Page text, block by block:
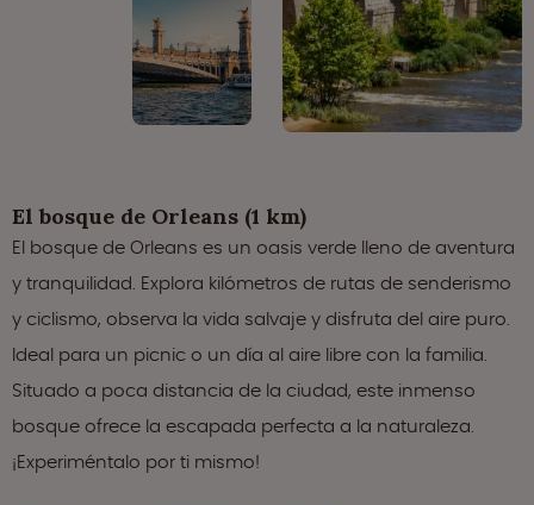
El bosque de Orleans (1 km)
El bosque de Orleans es un oasis verde lleno de aventura
y tranquilidad. Explora kilómetros de rutas de senderismo
y ciclismo, observa la vida salvaje y disfruta del aire puro.
Ideal para un picnic o un día al aire libre con la familia.
Situado a poca distancia de la ciudad, este inmenso
bosque ofrece la escapada perfecta a la naturaleza.
¡Experiméntalo por ti mismo!